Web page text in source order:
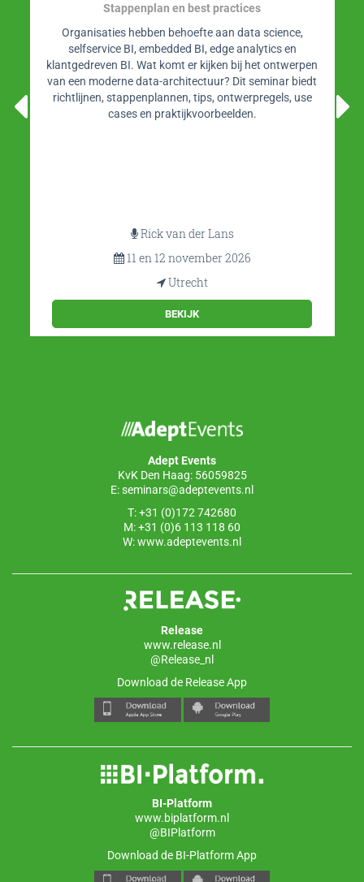
Data Governance opzetten in weken, niet in maanden
Worstelt u met de implementatie van data governance of
de afstemming tussen datateams? Dit baanbrekende
seminar introduceert de Data Governance Sprint - een
efficiënte, gestructureerde aanpak om uw initiatieven op
het gebied van data governance met vertrouwen te
starten en uit te voeren!
Mathias Vercauteren
25 en 26 november 2026
Utrecht
BEKIJK
Adept Events
KvK Den Haag: 56059825
E:seminars@adeptevents.nl
T: +31 (0)172 742680
M: +31 (0)6 113 118 60
W:www.adeptevents.nl
Release
www.release.nl
@Release_nl
Download de Release App
BI-Platform
www.biplatform.nl
@BIPlatform
Download de BI-Platform App